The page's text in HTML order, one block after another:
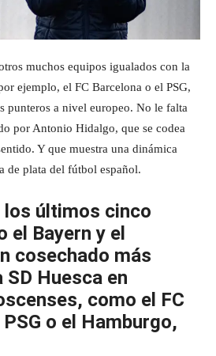
muchos equipos igualados con la
ejemplo, el FC Barcelona o el PSG,
punteros a nivel europeo. No le falta
por Antonio Hidalgo, que se codea
Y que muestra una dinámica
de plata del fútbol español.
últimos cinco
Bayern y el
cosechado más
Huesca en
como el FC
o el Hamburgo,